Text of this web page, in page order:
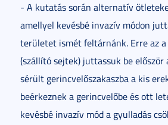
- A kutatás során alternatív
amellyel kevésbé invazív módon
területet ismét feltárnánk. Erre az
(szállító sejtek) juttassuk be
sérült gerincvelőszakaszba a kis
beérkeznek a gerincvelőbe és ott
kevésbé invazív mód a gyulladás